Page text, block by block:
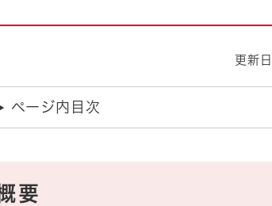
地域コミュニティ・ボラン
交通
更新
ページ内目次
要